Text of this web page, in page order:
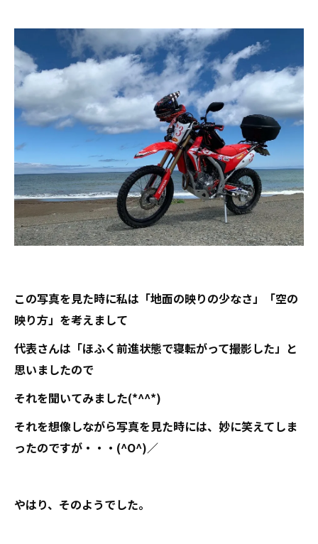
この写真を見た時に私は「地面の映りの少なさ」「空の
映り方」を考えまして
代表さんは「ほふく前進状態で寝転がって撮影した」と
思いましたので
それを聞いてみました(*^^*)
それを想像しながら写真を見た時には、妙に笑えてしま
ったのですが・・・(^O^)／
やはり、そのようでした。